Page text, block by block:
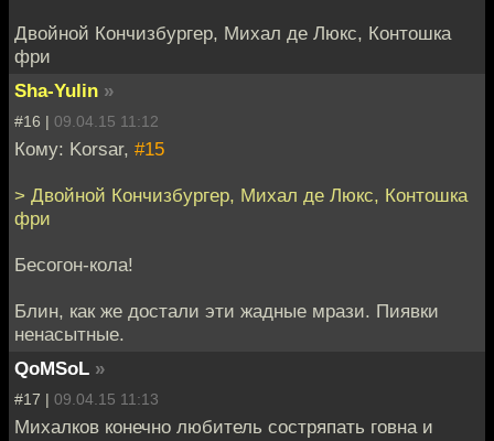
Двойной Кончизбургер, Михал де Люкс, Контошка
фри
Sha-Yulin »
#16 | 09.04.15 11:12
Кому: Korsar, #15
> Двойной Кончизбургер, Михал де Люкс, Контошка
фри
Бесогон-кола!
Блин, как же достали эти жадные мрази. Пиявки
ненасытные.
QoMSoL »
#17 | 09.04.15 11:13
Михалков конечно любитель состряпать говна и